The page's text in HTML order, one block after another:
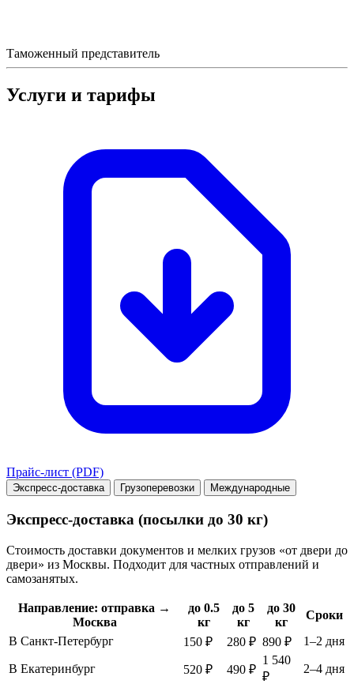
Таможенный представитель
Услуги и тарифы
Прайс-лист (PDF)
Экспресс-доставка Грузоперевозки Международные
Экспресс-доставка (посылки до 30 кг)
Стоимость доставки документов и мелких грузов «от двери до
двери» из Москвы. Подходит для частных отправлений и
самозанятых.
Направление: отправка →
Москва
до 0.5
кг
до 5
кг
до 30
кг
Сроки
В Санкт-Петербург
150 ₽ 280 ₽ 890 ₽ 1–2 дня
В Екатеринбург 520 ₽ 490 ₽
1 540
₽
2–4 дня